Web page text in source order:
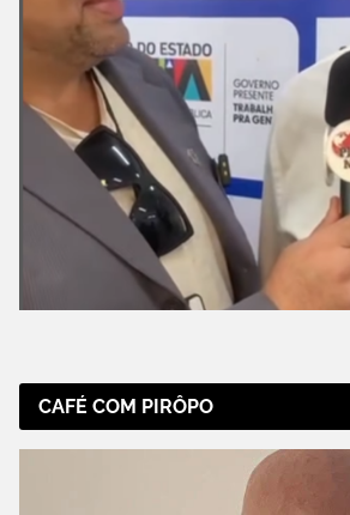
CAFÉ COM PIRÔPO